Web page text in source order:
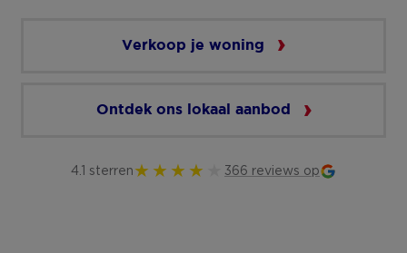
Verkoop je woning
Ontdek ons lokaal aanbod
4.1 sterren 366 reviews op